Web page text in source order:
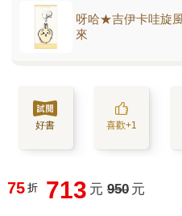
呀哈★吉伊卡哇旋
來
好書 喜歡+1
75 折 713 元 950 元